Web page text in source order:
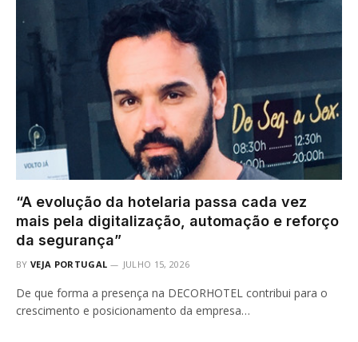
“A evolução da hotelaria passa cada vez
mais pela digitalização, automação e reforço
da segurança”
BY VEJA PORTUGAL JULHO 15, 2026
De que forma a presença na DECORHOTEL contribui para o
crescimento e posicionamento da empresa…